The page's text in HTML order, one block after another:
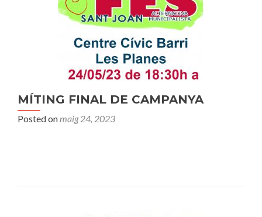
MÍTING FINAL DE CAMPANYA
Posted onmaig 24, 2023